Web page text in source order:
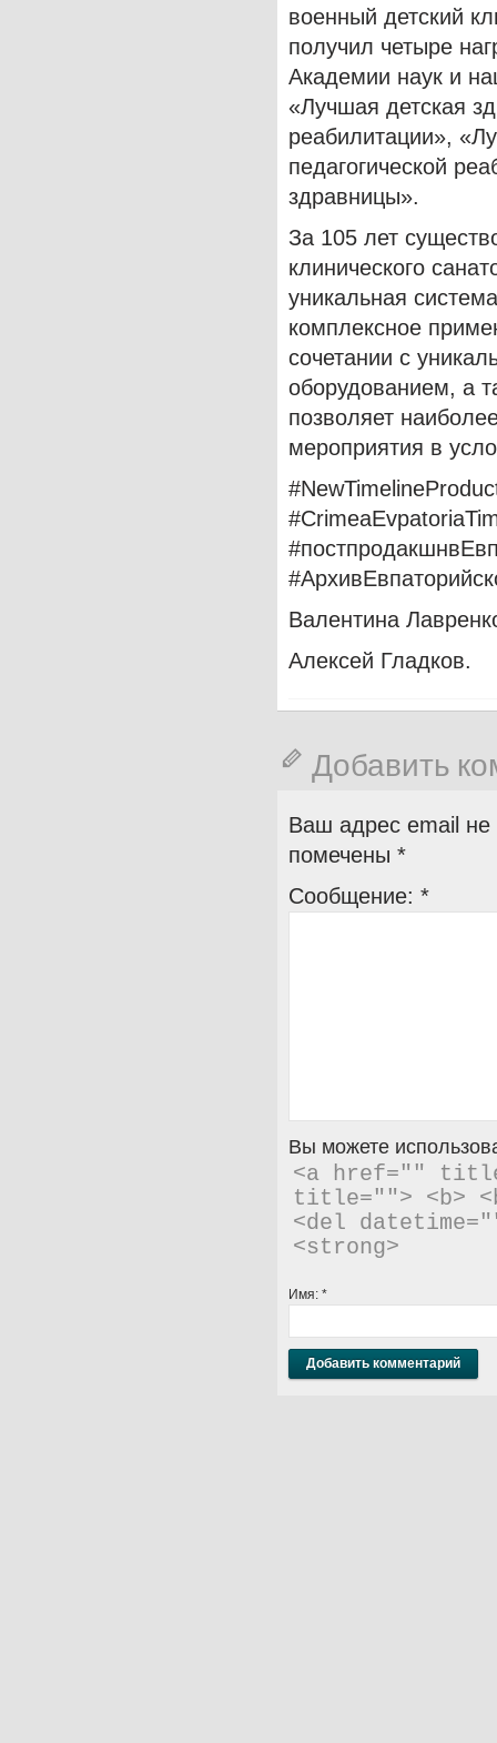
военный детский
получил четыре
Академии наук и
«Лучшая детская
реабилитации»,
педагогической
здравницы».
За 105 лет
клинического
уникальная
комплексное
сочетании с
оборудованием, а
позволяет
мероприятия в
Валентина
Алексей Гладков.
Добавить
Ваш адрес email не
помечены *
Сообщение: *
Вы можете
<a href=""
title=""> <b>
<del
<strong>
Имя: *